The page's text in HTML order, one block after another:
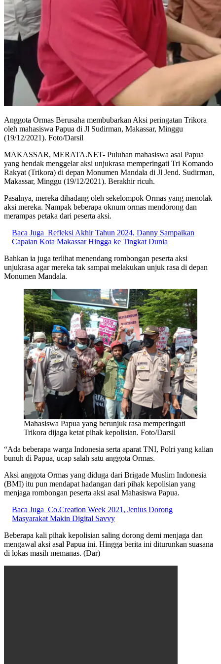
Anggota Ormas Berusaha membubarkan Aksi peringatan Trikora
oleh mahasiswa Papua di Jl Sudirman, Makassar, Minggu
(19/12/2021). Foto/Darsil
MAKASSAR, MERATA.NET- Puluhan mahasiswa asal Papua
yang hendak menggelar aksi unjukrasa memperingati Tri Komando
Rakyat (Trikora) di depan Monumen Mandala di Jl Jend. Sudirman,
Makassar, Minggu (19/12/2021). Berakhir ricuh.
Pasalnya, mereka dihadang oleh sekelompok Ormas yang menolak
aksi mereka. Nampak beberapa oknum ormas mendorong dan
merampas petaka dari peserta aksi.
Baca Juga Refleksi Akhir Tahun 2024, Danny Sampaikan
Capaian Kota Makassar Hingga ke Tingkat Dunia
Bahkan ia juga terlihat menendang rombongan peserta aksi
unjukrasa agar mereka tak sampai melakukan unjuk rasa di depan
Monumen Mandala.
Mahasiswa Papua yang berunjuk rasa memperingati
Trikora dijaga ketat pihak kepolisian. Foto/Darsil
“Ada beberapa warga Indonesia serta aparat TNI, Polri yang kalian
bunuh di Papua, ucap salah satu anggota Ormas.
Aksi anggota Ormas yang diduga dari Brigade Muslim Indonesia
(BMI) itu pun mendapat hadangan dari pihak kepolisian yang
menjaga rombongan peserta aksi asal Mahasiswa Papua.
Baca Juga Co.Creation Week 2021, Jenius Dorong
Masyarakat Makin Digital Savvy
Beberapa kali pihak kepolisian saling dorong demi menjaga dan
mengawal aksi asal Papua ini. Hingga berita ini diturunkan suasana
di lokas masih memanas. (Dar)